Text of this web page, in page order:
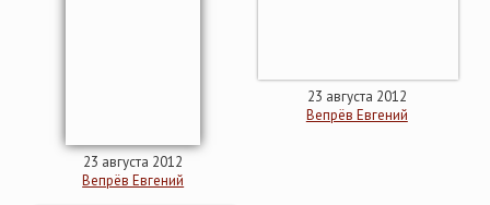
23 августа 2012
Вепрёв Евгений
23 августа 2012
Вепрёв Евгений